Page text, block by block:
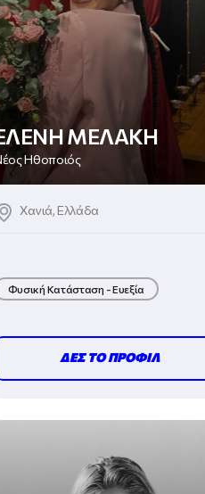
ΜΕΛΑΚΗ
Ηθοποιός
Χανιά, Ελλάδα
Φυσική Κατάσταση - Ευεξία
ΔΕΣ ΤΟ ΠΡΟΦΙΛ